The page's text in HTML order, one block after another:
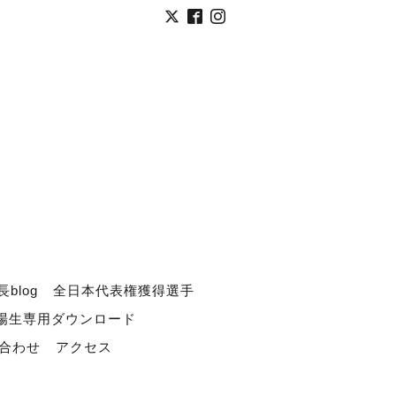
blog
全日本代表権獲得選手
生専用ダウンロード
わせ
アクセス